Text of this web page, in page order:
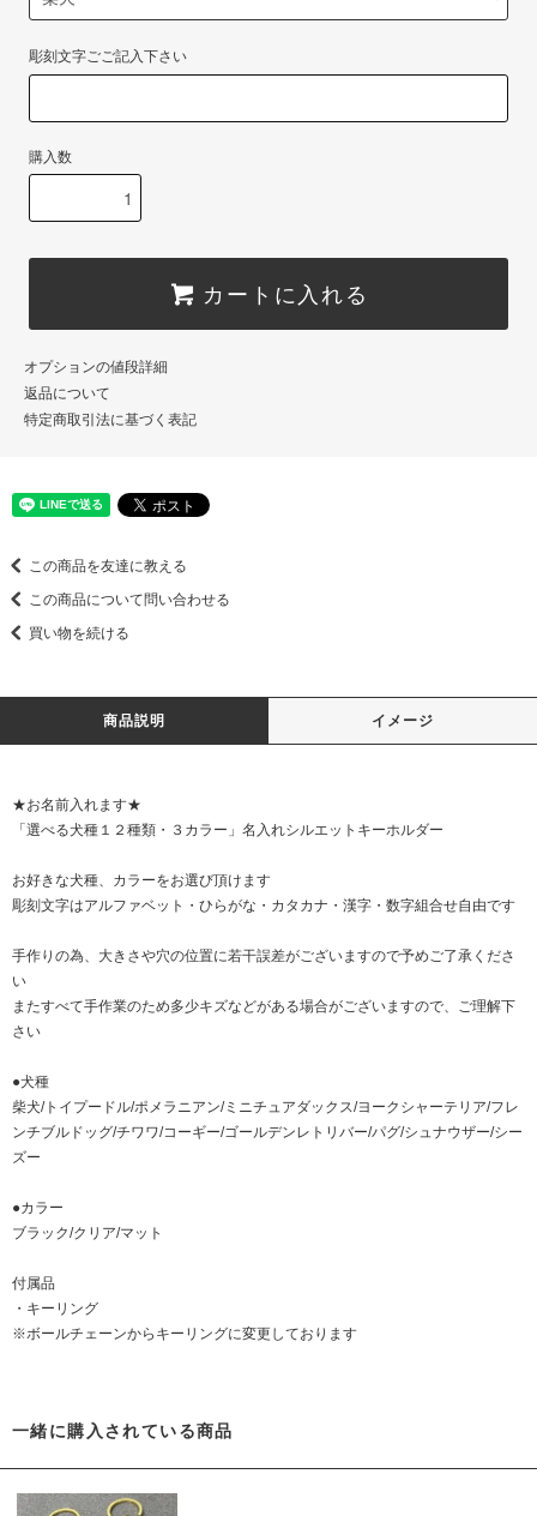
彫刻文字ごご記入下さい
購入数
カートに入れる
オプションの値段詳細
返品について
特定商取引法に基づく表記
この商品を友達に教える
この商品について問い合わせる
買い物を続ける
商品説明 イメージ
★お名前入れます★
「選べる犬種１２種類・３カラー」名入れシルエットキーホルダー
お好きな犬種、カラーをお選び頂けます
彫刻文字はアルファベット・ひらがな・カタカナ・漢字・数字組合せ自由です
手作りの為、大きさや穴の位置に若干誤差がございますので予めご了承くださ
い
またすべて手作業のため多少キズなどがある場合がございますので、ご理解下
さい
●犬種
柴犬/トイプードル/ポメラニアン/ミニチュアダックス/ヨークシャーテリア/フレ
ンチブルドッグ/チワワ/コーギー/ゴールデンレトリバー/パグ/シュナウザー/シー
ズー
●カラー
ブラック/クリア/マット
付属品
・キーリング
※ボールチェーンからキーリングに変更しております
一緒に購入されている商品